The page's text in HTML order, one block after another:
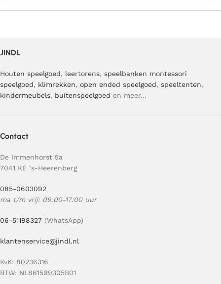
JINDL
Houten speelgoed, leertorens, speelbanken montessori
speelgoed, klimrekken, open ended speelgoed, speeltenten,
kindermeubels, buitenspeelgoed en meer…
Contact
De Immenhorst 5a
7041 KE ‘s-Heerenberg
085-0603092
ma t/m vrij: 09:00-17:00 uur
06-51198327 (WhatsApp)
klantenservice@jindl.nl
KvK: 80236316
BTW: NL861599305B01